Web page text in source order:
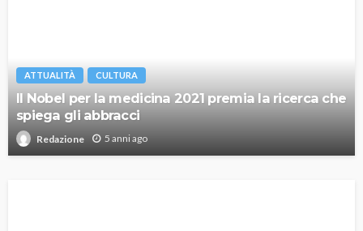
ATTUALITÀ CULTURA
Il Nobel per la medicina 2021 premia la ricerca che
spiega gli abbracci
Redazione 5 anni ago